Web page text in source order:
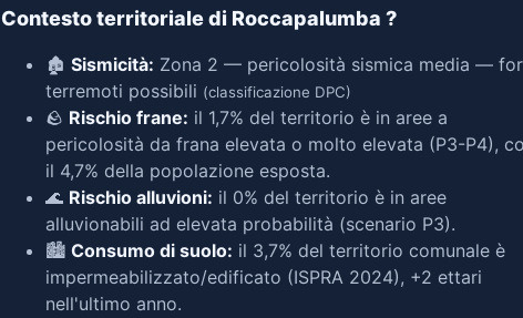
Contesto territoriale di Roccapalumba ?
🏚️ Sismicità: Zona 2 — pericolosità sismica media —
terremoti possibili (classificazione DPC)
🪨 Rischio frane: il 1,7% del territorio è in aree a
pericolosità da frana elevata o molto elevata (P3-P4),
il 4,7% della popolazione esposta.
🌊 Rischio alluvioni: il 0% del territorio è in aree
alluvionabili ad elevata probabilità (scenario P3).
🏙️ Consumo di suolo: il 3,7% del territorio comunale è
impermeabilizzato/edificato (ISPRA 2024), +2 ettari
nell'ultimo anno.